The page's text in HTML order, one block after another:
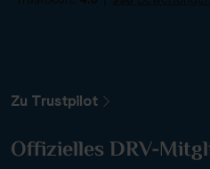
Donau, Mosel, Rhein
Zu Trustpilot
Offizielles DRV-